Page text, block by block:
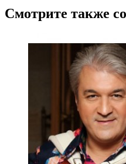
Смотрите также